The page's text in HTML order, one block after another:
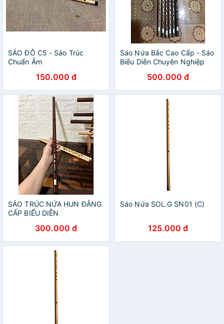
SÁO ĐÔ C5 - Sáo Trúc
Chuẩn Âm
150.000 đ
Sáo Nứa Bắc Cao Cấp - Sáo
Biểu Diễn Chuyên Nghiệp
500.000 đ
SÁO TRÚC NỨA HUN ĐẲNG
CẤP BIỂU DIỄN
300.000 đ
Sáo Nứa SOL.G SN01 (C)
125.000 đ